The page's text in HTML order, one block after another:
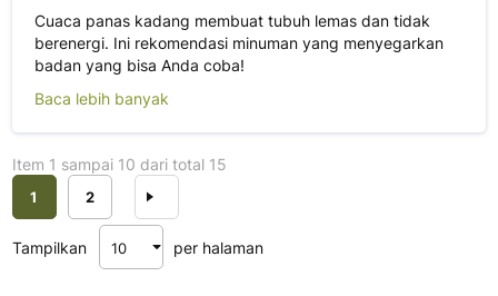
Cuaca panas kadang membuat tubuh lemas dan tidak
berenergi. Ini rekomendasi minuman yang menyegarkan
badan yang bisa Anda coba!
Baca lebih banyak
Item 1 sampai 10 dari total 15
Halaman
Anda sedang membaca halaman
1 Halaman
2
Tampilkan per halaman